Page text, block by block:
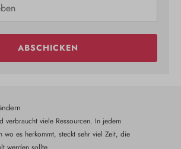
ABSCHICKEN
verbraucht viele Ressourcen. In jedem
wo es herkommt, steckt sehr viel Zeit, die
werden sollte.